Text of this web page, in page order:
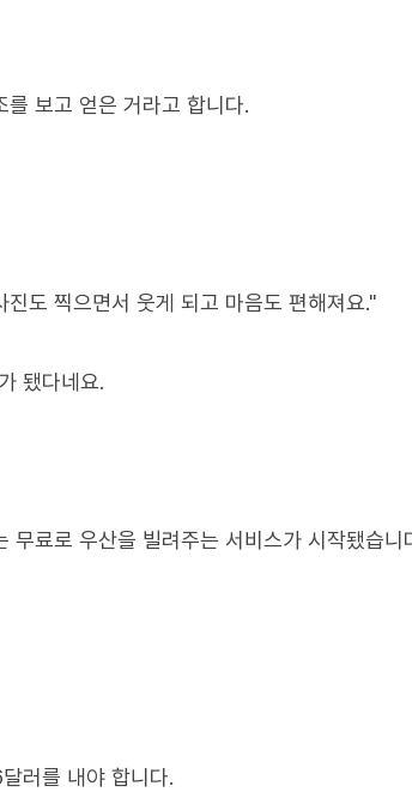
보고 얻은 거라고 합니다.
도 찍으면서 웃게 되고 마음도 편해져요."
됐다네요.
무료로 우산을 빌려주는 서비스가 시작됐습니
러를 내야 합니다.